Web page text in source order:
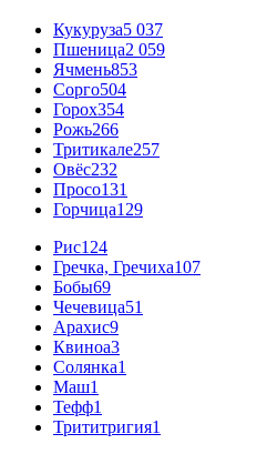
Кукуруза5 037
Пшеница2 059
Ячмень853
Сорго504
Горох354
Рожь266
Тритикале257
Овёс232
Просо131
Горчица129
Рис124
Гречка, Гречиха107
Бобы69
Чечевица51
Арахис9
Квиноа3
Солянка1
Маш1
Тефф1
Трититригия1